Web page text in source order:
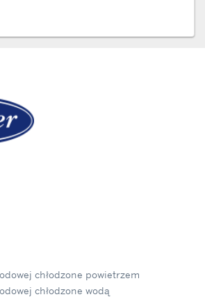
chłodzone powietrzem
chłodzone wodą